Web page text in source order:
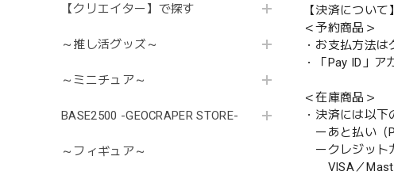
【クリエイター】で探す
～推し活グッズ～
～ミニチュア～
BASE2500 -GEOCRAPER STORE-
～フィギュア～
【決済について】
＜予約商品＞
・お支払方法
・「Pay ID」ア
＜在庫商品＞
・決済には以
ーあと払い（
ークレジット
VISA／